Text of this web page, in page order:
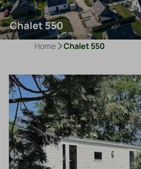
Chalet 550
Home Chalet 550